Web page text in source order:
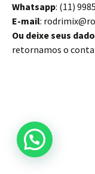
Whatsapp: (11)
E-mail:
Ou deixe seus
retornamos o